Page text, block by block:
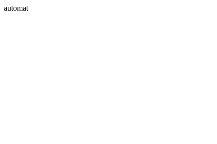
automat